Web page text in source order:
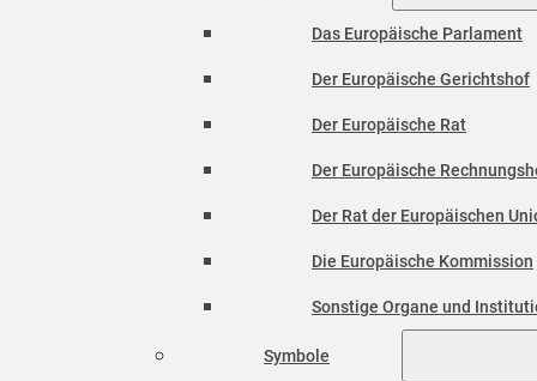
Das Europäische Parlament
Der Europäische Gerichtshof
Der Europäische Rat
Der Europäische
Der Rat der Europäischen
Die Europäische Kommission
Sonstige Organe und
Symbole